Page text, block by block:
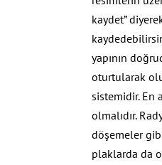
kaydet”
yapının
oturtularak
sistemidir. En
olmalıdır.
döşemeler
plaklarda da